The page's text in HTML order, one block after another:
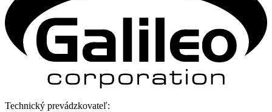
Technický prevádzkovateľ: